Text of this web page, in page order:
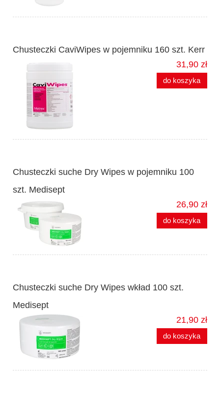
Chusteczki CaviWipes w pojemniku 160 szt. Kerr
31,90 zł
do koszyka
Chusteczki suche Dry Wipes w pojemniku 100
szt. Medisept
26,90 zł
do koszyka
Chusteczki suche Dry Wipes wkład 100 szt.
Medisept
21,90 zł
do koszyka